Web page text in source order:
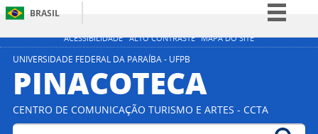
ACESSIBILIDADE ALTO CONTRASTE MAPA DO SITE
BRASIL
Simplifique!
Acesso à informação
Legislação
UNIVERSIDADE FEDERAL DA PARAÍBA - UFPB
PINACOTECA
CENTRO DE COMUNICAÇÃO TURISMO E ARTES - CCTA
Buscar no portal